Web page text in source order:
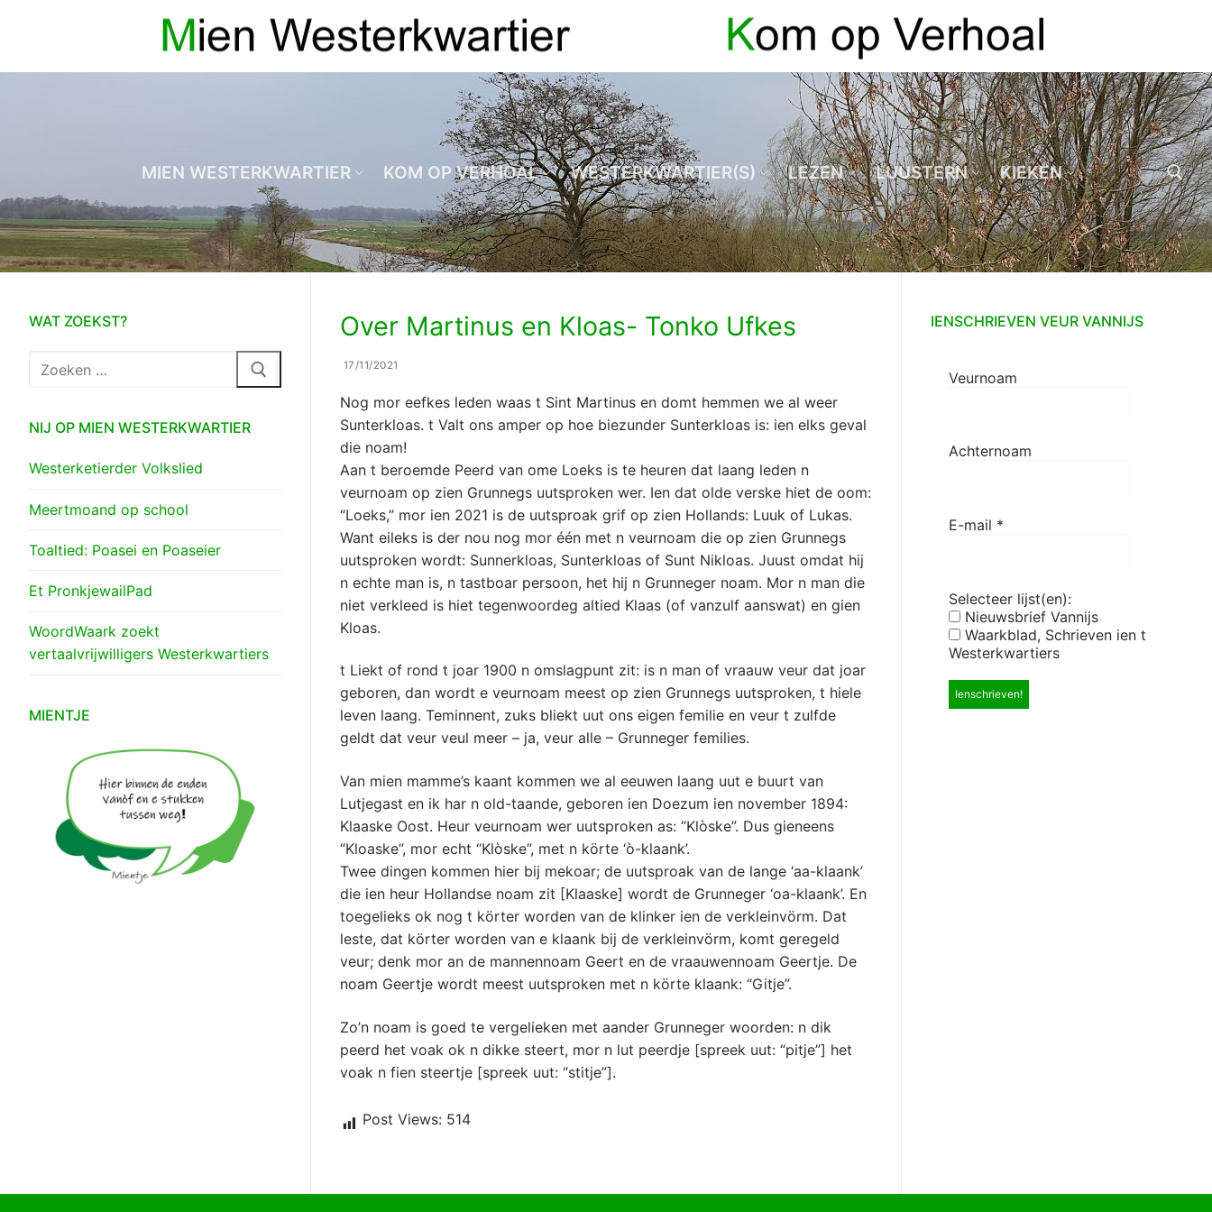
inhoud
MIEN WESTERKWARTIER KOM OP VERHOAL WESTERKWARTIER(S) LEZEN LUUSTERN KIEKEN
Zoeken naar:
Over Martinus en Kloas- Tonko Ufkes
17/11/2021
Nog mor eefkes leden waas t Sint Martinus en domt hemmen we al weer
Sunterkloas. t Valt ons amper op hoe biezunder Sunterkloas is: ien elks geval
die noam!
Aan t beroemde Peerd van ome Loeks is te heuren dat laang leden n
veurnoam op zien Grunnegs uutsproken wer. Ien dat olde verske hiet de oom:
“Loeks,” mor ien 2021 is de uutsproak grif op zien Hollands: Luuk of Lukas.
Want eileks is der nou nog mor één met n veurnoam die op zien Grunnegs
uutsproken wordt: Sunnerkloas, Sunterkloas of Sunt Nikloas. Juust omdat hij
n echte man is, n tastboar persoon, het hij n Grunneger noam. Mor n man die
niet verkleed is hiet tegenwoordeg altied Klaas (of vanzulf aanswat) en gien
Kloas.
t Liekt of rond t joar 1900 n omslagpunt zit: is n man of vraauw veur dat joar
geboren, dan wordt e veurnoam meest op zien Grunnegs uutsproken, t hiele
leven laang. Teminnent, zuks bliekt uut ons eigen femilie en veur t zulfde
geldt dat veur veul meer – ja, veur alle – Grunneger femilies.
Van mien mamme’s kaant kommen we al eeuwen laang uut e buurt van
Lutjegast en ik har n old-taande, geboren ien Doezum ien november 1894:
Klaaske Oost. Heur veurnoam wer uutsproken as: “Klòske”. Dus gieneens
“Kloaske”, mor echt “Klòske”, met n körte ‘ò-klaank’.
Twee dingen kommen hier bij mekoar; de uutsproak van de lange ‘aa-klaank’
die ien heur Hollandse noam zit [Klaaske] wordt de Grunneger ‘oa-klaank’. En
toegelieks ok nog t körter worden van de klinker ien de verkleinvörm. Dat
leste, dat körter worden van e klaank bij de verkleinvörm, komt geregeld
veur; denk mor an de mannennoam Geert en de vraauwennoam Geertje. De
noam Geertje wordt meest uutsproken met n körte klaank: “Gitje”.
Zo’n noam is goed te vergelieken met aander Grunneger woorden: n dik
peerd het voak ok n dikke steert, mor n lut peerdje [spreek uut: “pitje”] het
voak n fien steertje [spreek uut: “stitje”].
Post Views: 514
IENSCHRIEVEN VEUR VANNIJS
Veurnoam
Achternoam
E-mail *
Selecteer lijst(en):
Nieuwsbrief Vannijs
Waarkblad, Schrieven ien t
Westerkwartiers
WAT ZOEKST?
Zoeken
NIJ OP MIEN WESTERKWARTIER
Westerketierder Volkslied
Meertmoand op school
Toaltied: Poasei en Poaseier
Et PronkjewailPad
WoordWaark zoekt
vertaalvrijwilligers Westerkwartiers
MIENTJE